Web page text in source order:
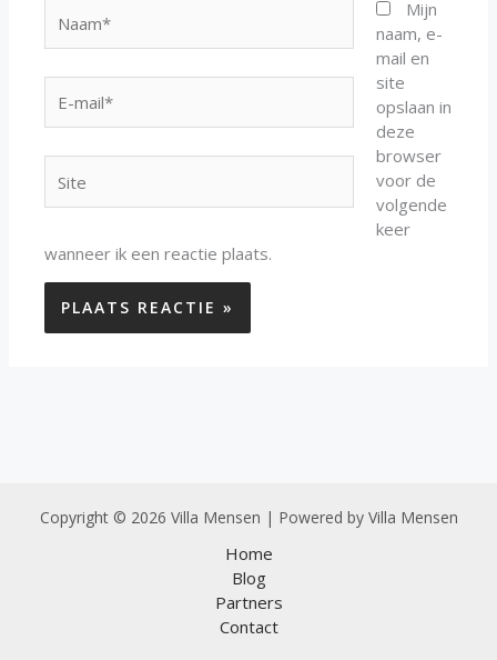
mail*
Mijn
naam, e-
mail en
site
opslaan in
deze
browser
voor de
volgende
keer
wanneer ik een reactie plaats.
Copyright © 2026 Villa Mensen | Powered by Villa Mensen
Home
Blog
Partners
Contact